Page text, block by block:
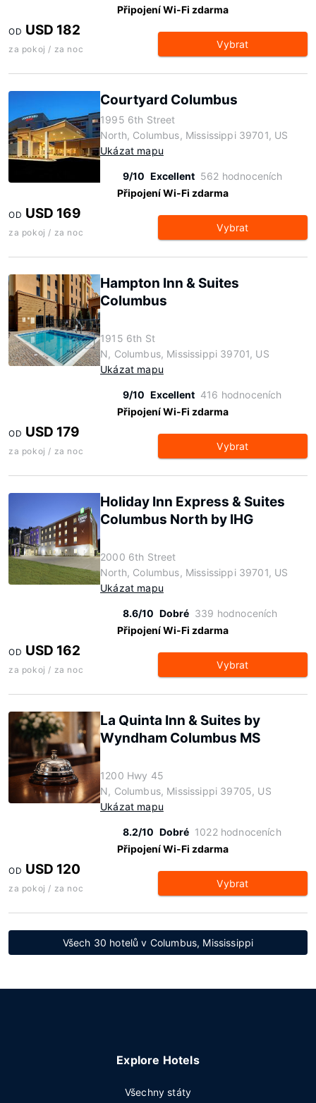
Připojení Wi-Fi zdarma
OD USD 182
za pokoj / za noc Vybrat
Courtyard Columbus
1995 6th Street
North, Columbus, Mississippi 39701, US
Ukázat mapu
9/10 Excellent 562 hodnoceních
Připojení Wi-Fi zdarma
OD USD 169
za pokoj / za noc Vybrat
Hampton Inn & Suites
Columbus
1915 6th St
N, Columbus, Mississippi 39701, US
Ukázat mapu
9/10 Excellent 416 hodnoceních
Připojení Wi-Fi zdarma
OD USD 179
za pokoj / za noc Vybrat
Holiday Inn Express & Suites
Columbus North by IHG
2000 6th Street
North, Columbus, Mississippi 39701, US
Ukázat mapu
8.6/10 Dobré 339 hodnoceních
Připojení Wi-Fi zdarma
OD USD 162
za pokoj / za noc Vybrat
La Quinta Inn & Suites by
Wyndham Columbus MS
1200 Hwy 45
N, Columbus, Mississippi 39705, US
Ukázat mapu
8.2/10 Dobré 1022 hodnoceních
Připojení Wi-Fi zdarma
OD USD 120
za pokoj / za noc Vybrat
Všech 30 hotelů v Columbus, Mississippi
Explore Hotels
Všechny státy